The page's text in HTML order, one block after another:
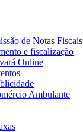
de Notas Fiscais
e fiscalização
Online
Ambulante